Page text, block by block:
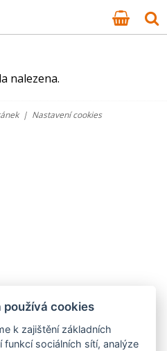
nalezena.
| Nastavení cookies
cookies
k zajištění základních
sociálních sítí, analýze